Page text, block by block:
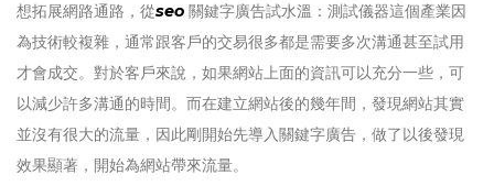
想拓展網路通路，從seo 關鍵字廣告試水溫：測試儀器這個產業因
為技術較複雜，通常跟客戶的交易很多都是需要多次溝通甚至試用
才會成交。對於客戶來說，如果網站上面的資訊可以充分一些，可
以減少許多溝通的時間。而在建立網站後的幾年間，發現網站其實
並沒有很大的流量，因此剛開始先導入關鍵字廣告，做了以後發現
效果顯著，開始為網站帶來流量。